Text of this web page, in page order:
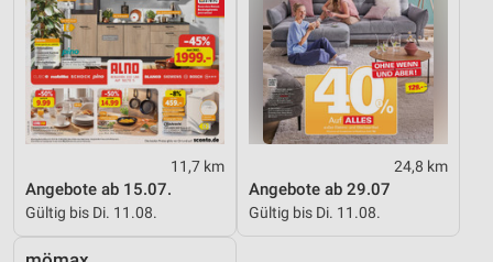
11,7 km
Angebote ab 15.07.
Gültig bis Di. 11.08.
24,8 km
Angebote ab 29.07
Gültig bis Di. 11.08.
Werbung